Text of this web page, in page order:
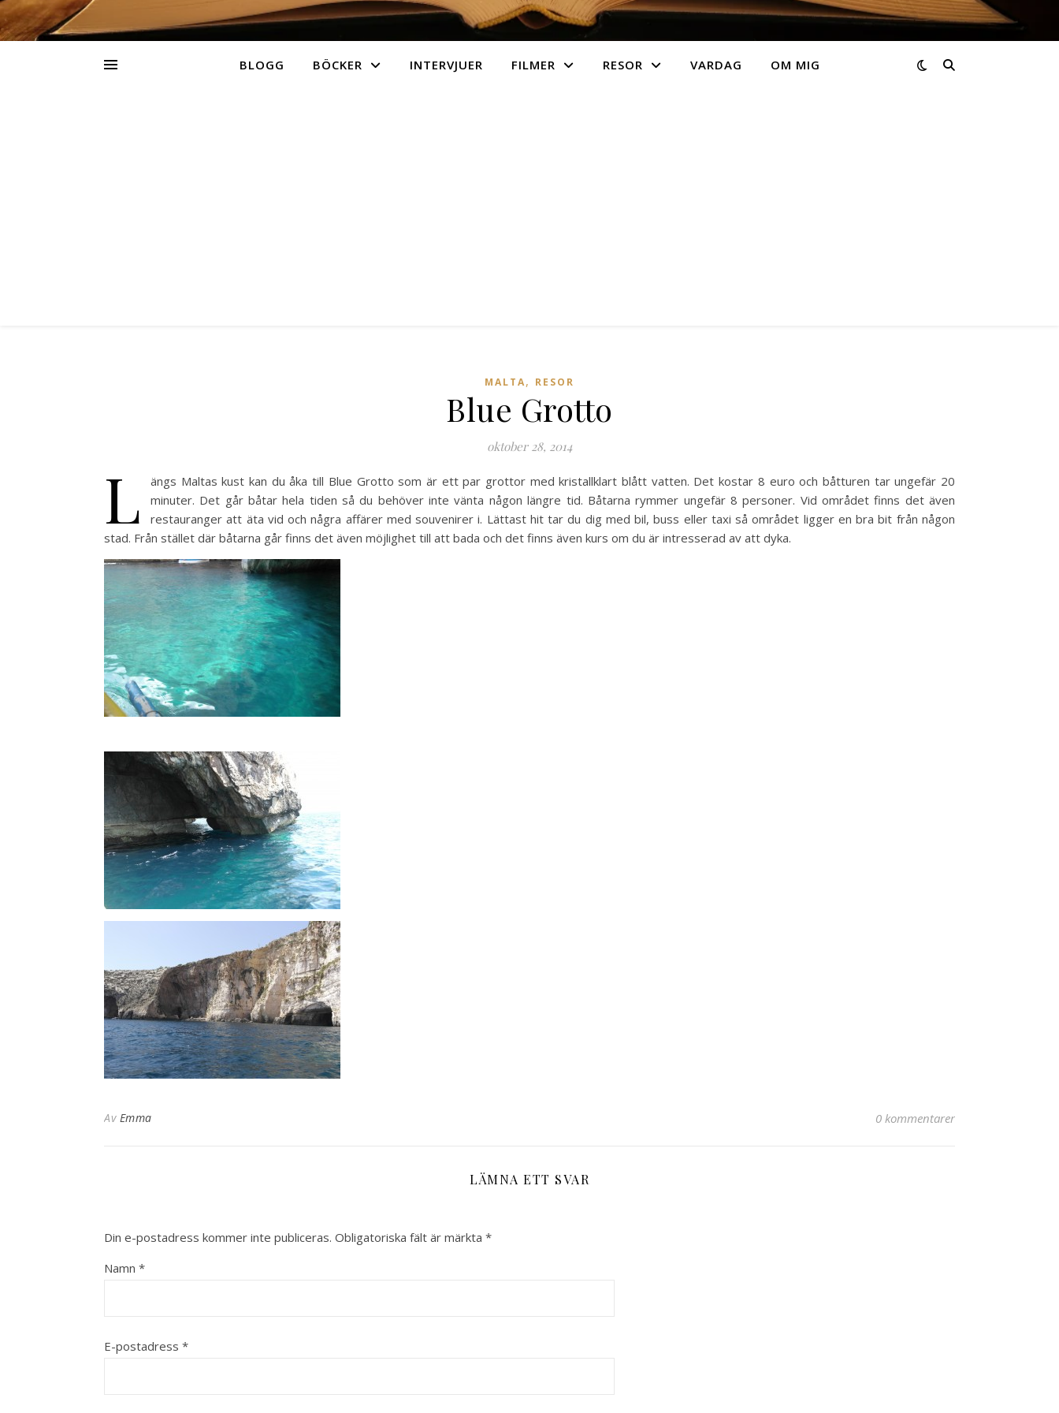
BLOGG BÖCKER INTERVJUER FILMER RESOR VARDAG OM MIG
MALTA, RESOR
Blue Grotto
oktober 28, 2014
L
ängs Maltas kust kan du åka till Blue Grotto som är ett par grottor med kristallklart blått vatten. Det kostar 8 euro och båtturen tar ungefär 20
minuter. Det går båtar hela tiden så du behöver inte vänta någon längre tid. Båtarna rymmer ungefär 8 personer. Vid området finns det även
restauranger att äta vid och några affärer med souvenirer i. Lättast hit tar du dig med bil, buss eller taxi så området ligger en bra bit från någon
stad. Från stället där båtarna går finns det även möjlighet till att bada och det finns även kurs om du är intresserad av att dyka.
Av Emma 0 kommentarer
LÄMNA ETT SVAR
Din e-postadress kommer inte publiceras. Obligatoriska fält är märkta *
Namn *
E-postadress *